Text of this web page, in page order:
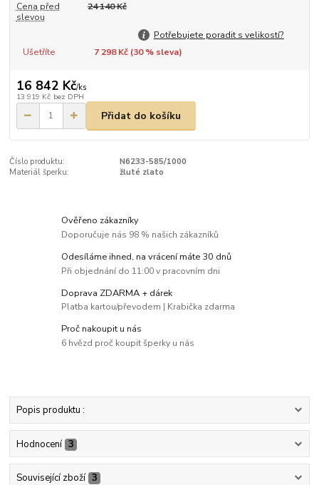
Cena před
slevou
24 140 Kč
Potřebujete poradit s velikostí?
Ušetříte
7 298 Kč (30% sleva)
16 842 Kč/ks
13 919 Kč bez DPH
Přidat do košíku
Číslo produktu:
N6233-585/1000
Materiál šperku:
žluté zlato
Ověřeno zákazníky
Doporučuje nás 98 % našich zákazníků
Odesíláme ihned, na vrácení máte 30 dnů
Při objednání do 11:00 v pracovním dni
Doprava ZDARMA + dárek
Platba kartou/převodem | Krabička zdarma
Proč nakoupit u nás
6 hvězd proč koupit šperky u nás
Popis produktu :
Hodnocení 3
Související zboží 3